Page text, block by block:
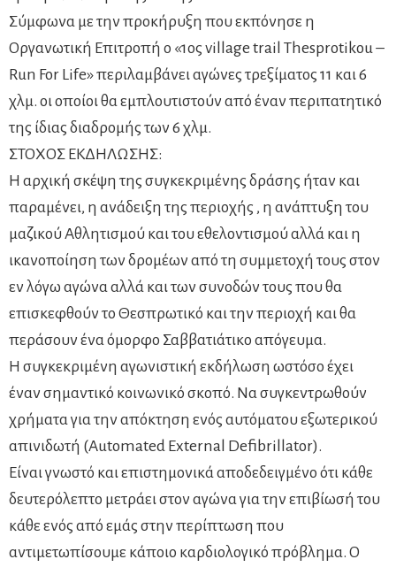
Σύμφωνα με την προκήρυξη που εκπόνησε η
Οργανωτική Επιτροπή ο «1ος village trail Thesprotikou –
Run For Life» περιλαμβάνει αγώνες τρεξίματος 11 και 6
χλμ. οι οποίοι θα εμπλουτιστούν από έναν περιπατητικό
της ίδιας διαδρομής των 6 χλμ.
ΣΤΟΧΟΣ ΕΚΔΗΛΩΣΗΣ:
Η αρχική σκέψη της συγκεκριμένης δράσης ήταν και
παραμένει, η ανάδειξη της περιοχής , η ανάπτυξη του
μαζικού Αθλητισμού και του εθελοντισμού αλλά και η
ικανοποίηση των δρομέων από τη συμμετοχή τους στον
εν λόγω αγώνα αλλά και των συνοδών τους που θα
επισκεφθούν το Θεσπρωτικό και την περιοχή και θα
περάσουν ένα όμορφο Σαββατιάτικο απόγευμα.
Η συγκεκριμένη αγωνιστική εκδήλωση ωστόσο έχει
έναν σημαντικό κοινωνικό σκοπό. Να συγκεντρωθούν
χρήματα για την απόκτηση ενός αυτόματου εξωτερικού
απινιδωτή (Automated External Defibrillator).
Είναι γνωστό και επιστημονικά αποδεδειγμένο ότι κάθε
δευτερόλεπτο μετράει στον αγώνα για την επιβίωσή του
κάθε ενός από εμάς στην περίπτωση που
αντιμετωπίσουμε κάποιο καρδιολογικό πρόβλημα. Ο